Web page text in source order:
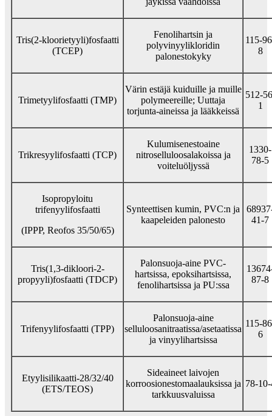
Tris(2-kloorietyyli)fosfaatti
(TCEP)
Fenolihartsin ja
polyvinyylikloridin
palonestokyky
115-
8
Trimetyylifosfaatti (TMP)
Värin estäjä kuiduille ja muille
polymeereille; Uuttaja
torjunta-aineissa ja lääkkeissä
512-
1
Trikresyylifosfaatti (TCP)
Kulumisenestoaine
nitroselluloosalakoissa ja
voiteluöljyssä
1330-
78-5
Isopropyloitu
trifenyylifosfaatti
(IPPP, Reofos 35/50/65)
Synteettisen kumin, PVC:n ja
kaapeleiden palonesto
41-7
Tris(1,3-dikloori-2-
propyyli)fosfaatti (TDCP)
Palonsuoja-aine PVC-
hartsissa, epoksihartsissa,
fenolihartsissa ja PU:ssa
87-8
Trifenyylifosfaatti (TPP)
Palonsuoja-aine
selluloosanitraatissa/asetaatissa
ja vinyylihartsissa
115-
6
Etyylisilikaatti-28/32/40
(ETS/TEOS)
Sideaineet laivojen
korroosionestomaalauksissa ja
tarkkuusvaluissa
78-